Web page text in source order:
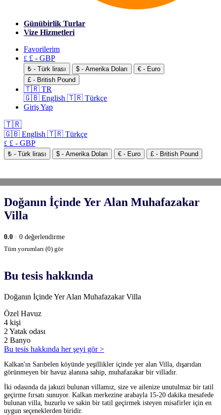
Günübirlik Turlar
Vize Hizmetleri
Favorilerim
£ £ - GBP
₺ - Türk lirası $ - Amerika Doları
€ - Euro
£ - British Pound
🇹🇷 TR
🇬🇧 English 🇹🇷 Türkçe
Giriş Yap
🇹🇷
🇬🇧 English 🇹🇷 Türkçe
£ £ - GBP
₺ - Türk lirası $ - Amerika Doları € - Euro £ - British Pound
Doğanın İçinde Yer Alan Muhafazakar
Villa
0.0 · 0 değerlendirme
Tüm yorumları (0) gör
Bu tesis hakkında
Doğanın İçinde Yer Alan Muhafazakar Villa
Özel Havuz
4 kişi
2 Yatak odası
2 Banyo
Bu tesis hakkında her şeyi gör >
Kalkan'ın Sarıbelen köyünde yeşillikler içinde yer alan Villa, dışarıdan
görünmeyen bir havuz alanına sahip, muhafazakar bir villadır.
İki odasında da jakuzi bulunan villamız, size ve ailenize unutulmaz bir tatil
geçirme fırsatı sunuyor. Kalkan merkezine arabayla 15-20 dakika mesafede
bulunan villa, huzurlu ve sakin bir tatil geçirmek isteyen misafirler için en
uygun seçeneklerden biridir.